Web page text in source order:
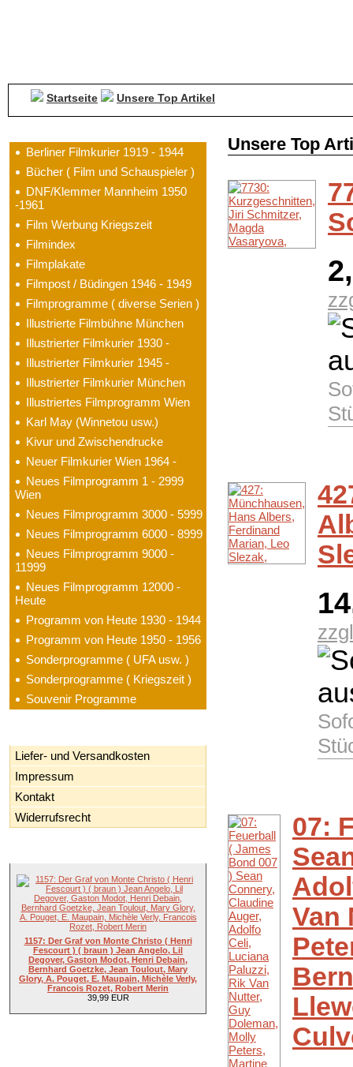
Startseite Unsere Top Artikel
Berliner Filmkurier 1919 - 1944
Bücher ( Film und Schauspieler )
DNF/Klemmer Mannheim 1950
-1961
Film Werbung Kriegszeit
Filmindex
Filmplakate
Filmpost / Büdingen 1946 - 1949
Filmprogramme ( diverse Serien )
Illustrierte Filmbühne München
Illustrierter Filmkurier 1930 -
Illustrierter Filmkurier 1945 -
Illustrierter Filmkurier München
Illustriertes Filmprogramm Wien
Karl May (Winnetou usw.)
Kivur und Zwischendrucke
Neuer Filmkurier Wien 1964 -
Neues Filmprogramm 1 - 2999
Wien
Neues Filmprogramm 3000 - 5999
Neues Filmprogramm 6000 - 8999
Neues Filmprogramm 9000 -
11999
Neues Filmprogramm 12000 -
Heute
Programm von Heute 1930 - 1944
Programm von Heute 1950 - 1956
Sonderprogramme ( UFA usw. )
Sonderprogramme ( Kriegszeit )
Souvenir Programme
Liefer- und Versandkosten
Impressum
Kontakt
Widerrufsrecht
1157: Der Graf von Monte Christo ( Henri
Fescourt ) ( braun ) Jean Angelo, Lil
Degover, Gaston Modot, Henri Debain,
Bernhard Goetzke, Jean Toulout, Mary
Glory, A. Pouget, E. Maupain, Michèle Verly,
Francois Rozet, Robert Merin
39,99 EUR
Unsere Top
07:
Van